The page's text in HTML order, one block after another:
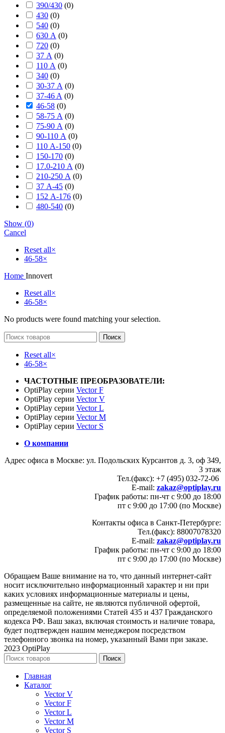
390/430 (0)
430 (0)
540 (0)
630 А (0)
720 (0)
37 А (0)
110 А (0)
340 (0)
30-37 А (0)
37-46 A (0)
46-58 (0)
58-75 А (0)
75-90 А (0)
90-110 А (0)
110 А-150 (0)
150-170 (0)
17.0-210 А (0)
210-250 А (0)
37 А-45 (0)
152 А-176 (0)
480-540 (0)
Show (0)
Cancel
Reset all×
46-58×
Home Innovert
Reset all×
46-58×
No products were found matching your selection.
Поиск
Reset all×
46-58×
ЧАСТОТНЫЕ ПРЕОБРАЗОВАТЕЛИ:
OptiPlay серии Vector F
OptiPlay серии Vector V
OptiPlay серии Vector L
OptiPlay серии Vector M
OptiPlay серии Vector S
О компании
Адрес офиса в Москве: ул. Подольских Курсантов д. 3, оф 349,
3 этаж
Тел.(факс): +7 (495) 032-72-06
E-mail: zakaz@optiplay.ru
График работы: пн-чт с 9:00 до 18:00
пт с 9:00 до 17:00 (по Москве)
Контакты офиса в Санкт-Петербурге:
Тел.(факс): 88007078320
E-mail: zakaz@optiplay.ru
График работы: пн-чт с 9:00 до 18:00
пт с 9:00 до 17:00 (по Москве)
Обращаем Ваше внимание на то, что данный интернет-сайт
носит исключительно информационный характер и ни при
каких условиях информационные материалы и цены,
размещенные на сайте, не являются публичной офертой,
определяемой положениями Статей 435 и 437 Гражданского
кодекса РФ. Ваш заказ, включая стоимость и наличие товара,
будет подтвержден нашим менеджером посредством
телефонного звонка на номер, указанный Вами при заказе.
2023 OptiPlay
Поиск
Главная
Каталог
Vector V
Vector F
Vector L
Vector M
Vector S